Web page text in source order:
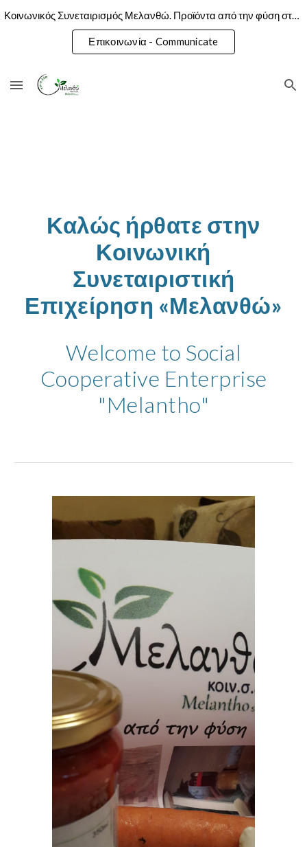
Skip to main content Skip to navigation
Κοινωνικός Συνεταιρισμός Μελανθώ. Προϊόντα από την φύση στο πιάτο σας.
Επικοινωνία - Communicate
Καλώς ήρθατε στην
Κοινωνική
Συνεταιριστική
Επιχείρηση «Μελανθώ»
Welcome to Social
Cooperative Enterprise
"Melantho"